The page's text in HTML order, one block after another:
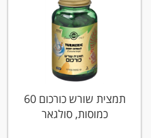
תמצית שורש כורכום 60
כמוסות, סולגאר